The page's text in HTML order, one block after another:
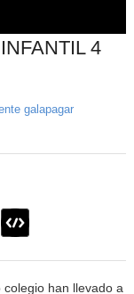
4
galapagar
han llevado a